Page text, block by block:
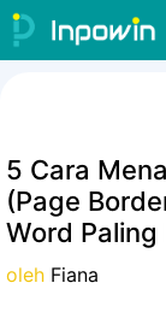
Langsung
ke
5 Cara
(Page
Word
oleh Fiana